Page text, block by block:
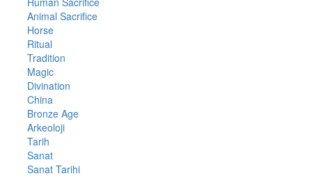
Animal Sacrifice
Horse
Ritual
Tradition
Magic
Divination
China
Bronze Age
Arkeoloji
Tarih
Sanat
Sanat Tarihi